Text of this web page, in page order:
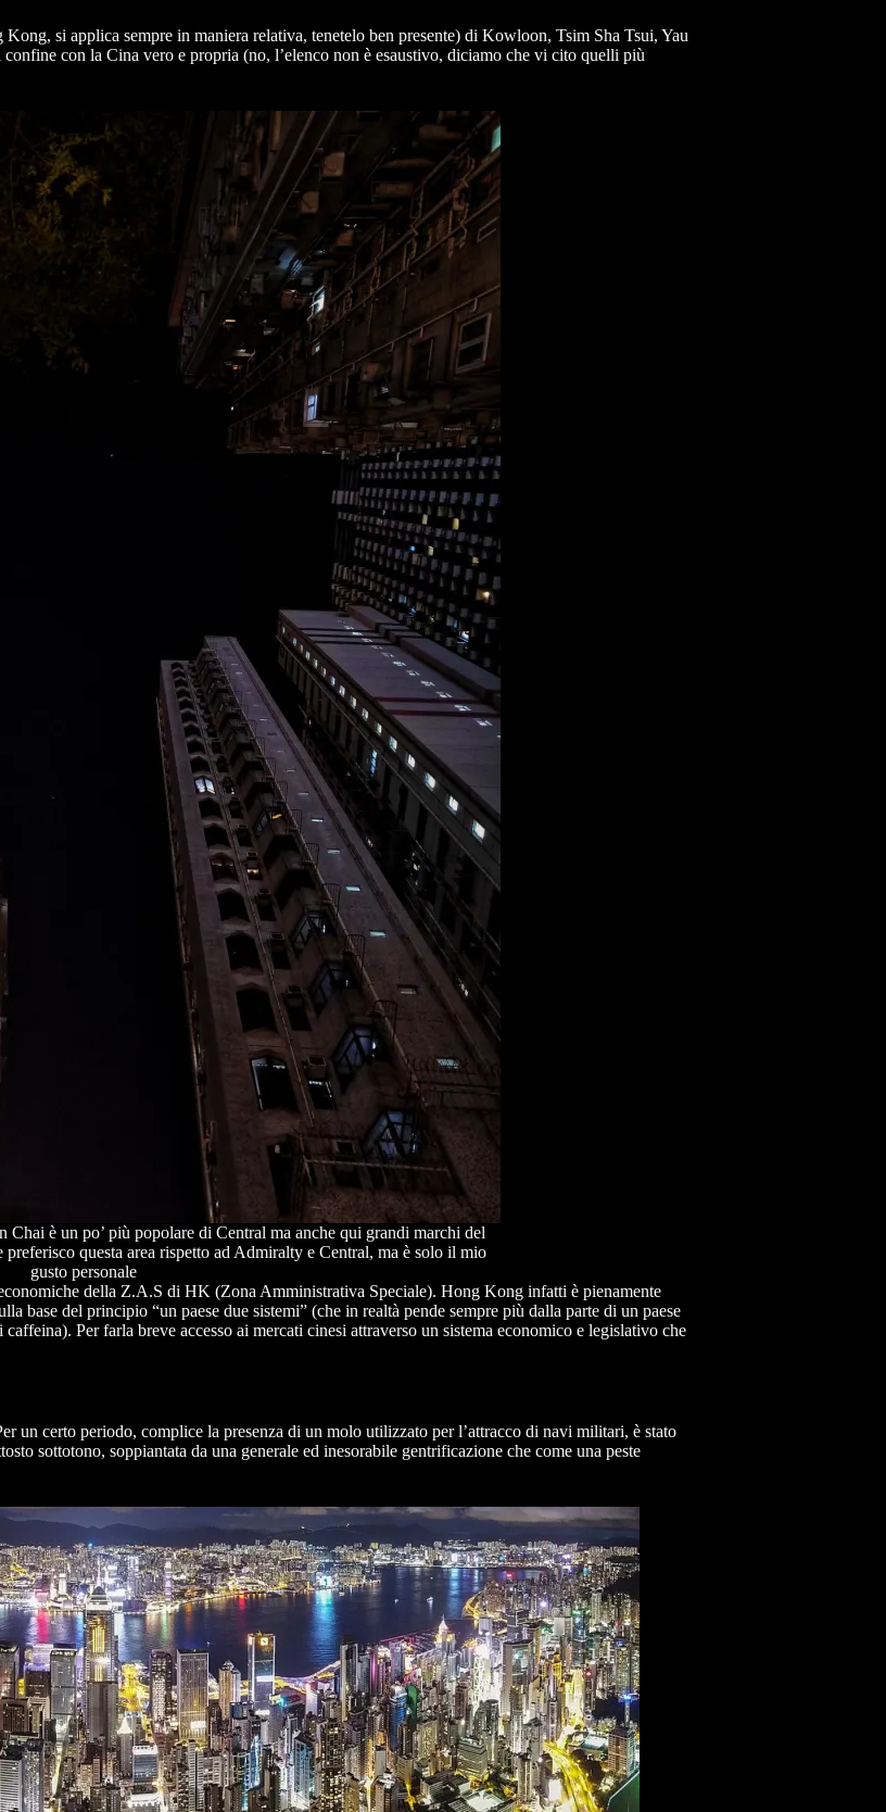
si applica sempre in maniera relativa, tenetelo ben presente) di Kowloon, Tsim Sha Tsui, Yau
con la Cina vero e propria (no, l’elenco non è esaustivo, diciamo che vi cito quelli più
è un po’ più popolare di Central ma anche qui grandi marchi del
questa area rispetto ad Admiralty e Central, ma è solo il mio
gusto personale
della Z.A.S di HK (Zona Amministrativa Speciale). Hong Kong infatti è pienamente
base del principio “un paese due sistemi” (che in realtà pende sempre più dalla parte di un paese
Per farla breve accesso ai mercati cinesi attraverso un sistema economico e legislativo che
un certo periodo, complice la presenza di un molo utilizzato per l’attracco di navi militari, è stato
sottotono, soppiantata da una generale ed inesorabile gentrificazione che come una peste